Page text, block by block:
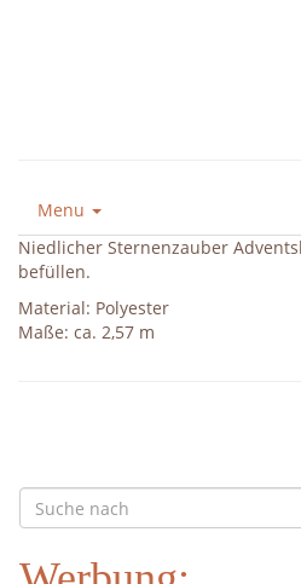
Menu
Niedlicher Sternenzauber
befüllen.
Material: Polyester
Maße: ca. 2,57 m